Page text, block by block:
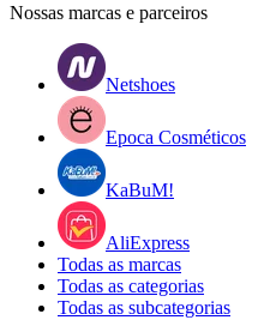
Nossas marcas e parceiros
Netshoes
Epoca Cosméticos
KaBuM!
AliExpress
Todas as marcas
Todas as categorias
Todas as subcategorias